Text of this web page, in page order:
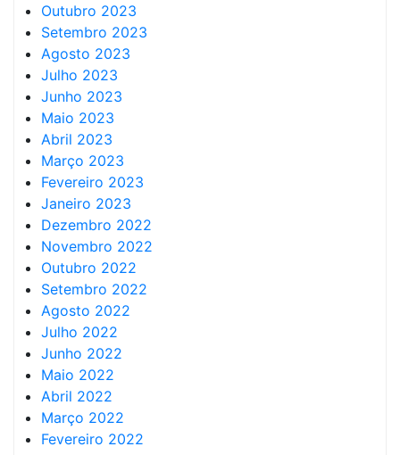
Outubro 2023
Setembro 2023
Agosto 2023
Julho 2023
Junho 2023
Maio 2023
Abril 2023
Março 2023
Fevereiro 2023
Janeiro 2023
Dezembro 2022
Novembro 2022
Outubro 2022
Setembro 2022
Agosto 2022
Julho 2022
Junho 2022
Maio 2022
Abril 2022
Março 2022
Fevereiro 2022